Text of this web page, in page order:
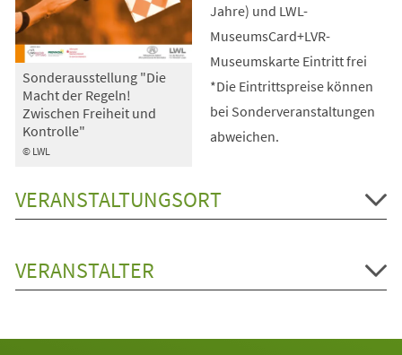
© LWL
Sonderausstellung "Die
Macht der Regeln!
Zwischen Freiheit und
Kontrolle"
Jahre) und LWL-
MuseumsCard+LVR-
Museumskarte Eintritt frei
*Die Eintrittspreise können
bei Sonderveranstaltungen
abweichen.
VERANSTALTUNGSORT
VERANSTALTER